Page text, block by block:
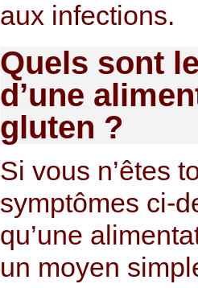
aux infections.
Quels sont
d’une
gluten ?
Si vous n’êtes
symptômes ci-
qu’une
un moyen